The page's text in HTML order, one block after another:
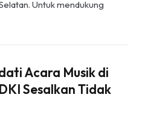
Untuk mendukung
Acara Musik di
Sesalkan Tidak